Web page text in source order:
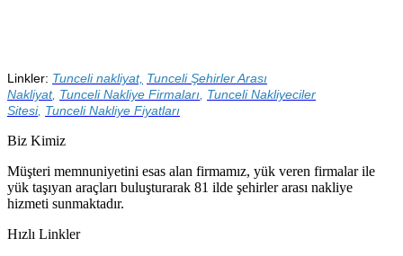
Linkler: Tunceli nakliyat, TunceliŞehirler Arası
Nakliyat, TunceliNakliye Firmaları TunceliNakliyeciler
Sitesi, TunceliNakliye Fiyatları
Biz Kimiz
Müşteri memnuniyetini esas alan firmamız, yük veren firmalar ile
yük taşıyan araçları buluşturarak 81 ilde şehirler arası nakliye
hizmeti sunmaktadır.
Hızlı Linkler